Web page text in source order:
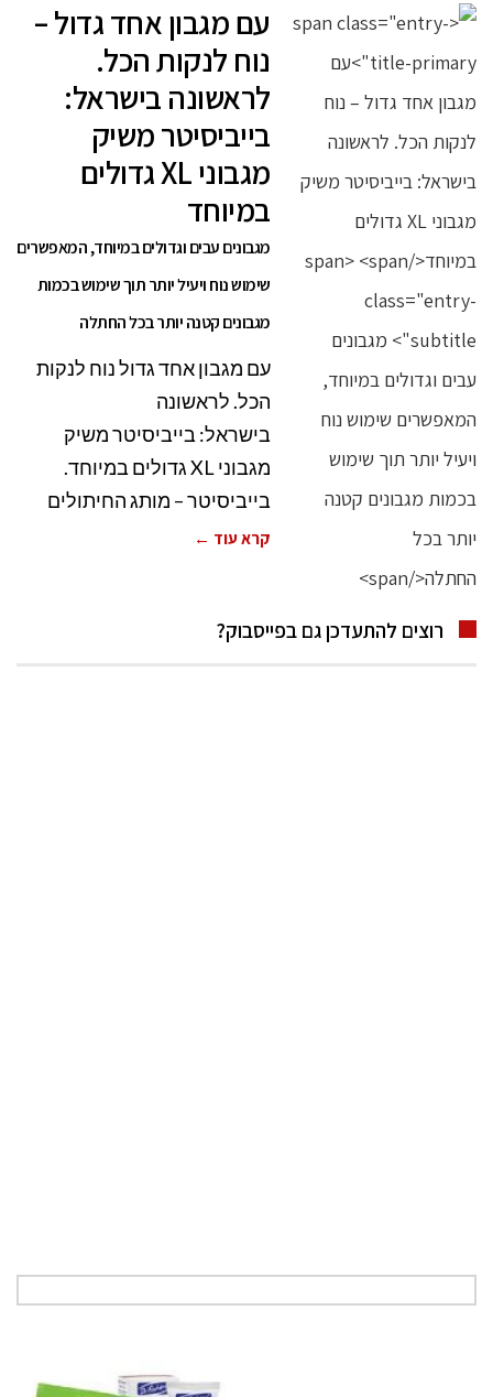
עם מגבון אחד גדול –
נוח לנקות הכל.
לראשונה בישראל:
בייביסיטר משיק
מגבוני XL גדולים
במיוחד
מגבונים עבים וגדולים במיוחד, המאפשרים
שימוש נוח ויעיל יותר תוך שימוש בכמות
מגבונים קטנה יותר בכל החתלה
עם מגבון אחד גדול נוח לנקות
הכל. לראשונה
בישראל: בייביסיטר משיק
מגבוני XL גדולים במיוחד.
בייביסיטר – מותג החיתולים
קרא עוד ←
רוצים להתעדכן גם בפייסבוק?